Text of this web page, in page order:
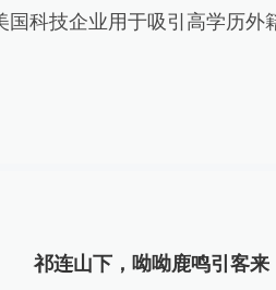
科技企业用于吸引高学历外
祁连山下，呦呦鹿鸣引客来